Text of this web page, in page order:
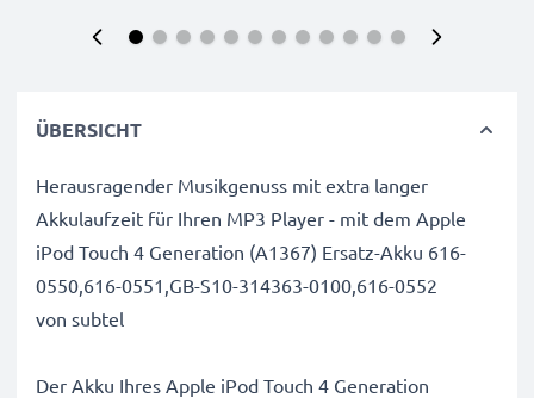
ÜBERSICHT
Herausragender Musikgenuss mit extra langer
Akkulaufzeit für Ihren MP3 Player - mit dem Apple
iPod Touch 4 Generation (A1367) Ersatz-Akku 616-
0550,616-0551,GB-S10-314363-0100,616-0552
von subtel
Der Akku Ihres Apple iPod Touch 4 Generation